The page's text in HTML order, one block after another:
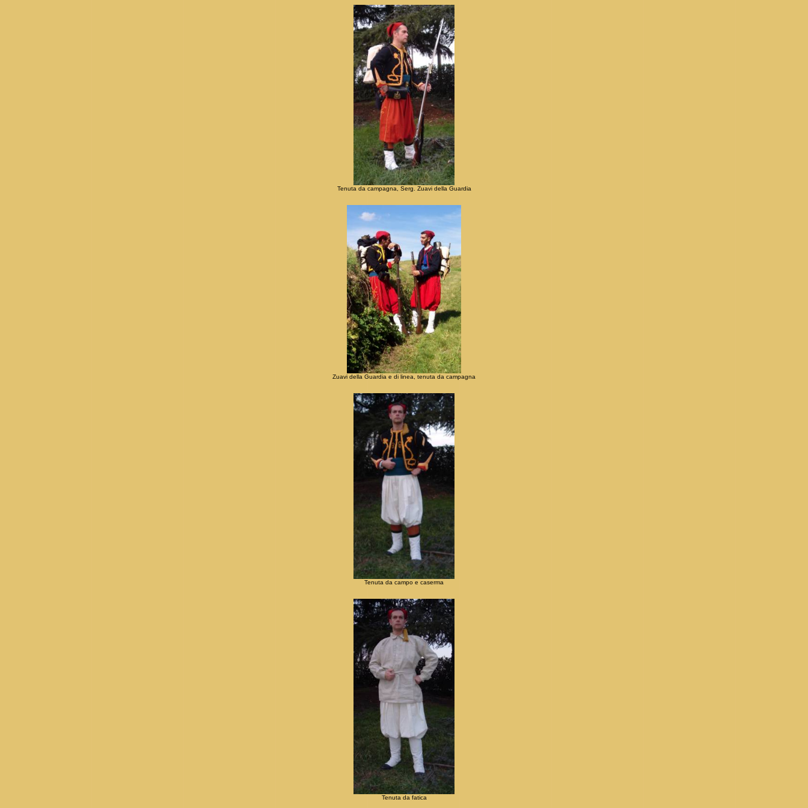
Tenuta da campagna, Serg. Zuavi della Guardia
Zuavi della Guardia e di linea, tenuta da campagna
Tenuta da campo e caserma
Tenuta da fatica